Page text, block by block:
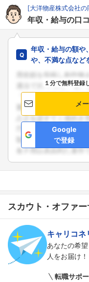
[大洋物産株式会社の
年収・給与の口
年収・給与の額や
や、不満な点など
１分で無料登録
メ
Google
で登録
スカウト・オファ
キャリコネ
あなたの希
人をお届け！
転職サポ